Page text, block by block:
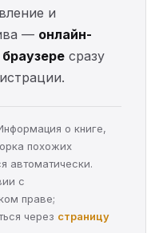
и
— онлайн-
сразу
о книге,
похожих
автоматически.
с
праве;
через страницу